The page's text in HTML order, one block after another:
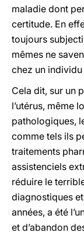
maladie dont
certitude. En
toujours
mêmes ne
chez un
Cela dit, sur un
l’utérus, même
pathologiques,
comme tels ils
traitements
assistenciels
réduire le
diagnostiques
années, a été
et d’abandon